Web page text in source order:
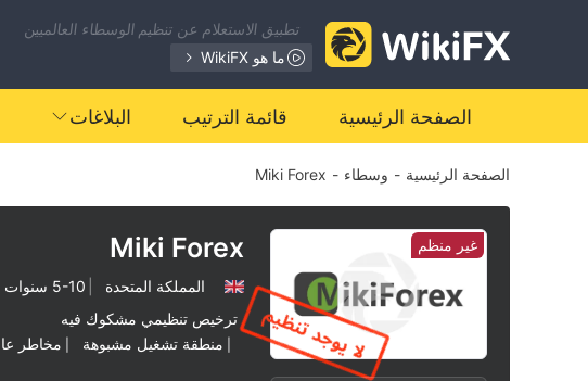
تطبيق الاستعلام عن تنظيم الوسطاء العالميين
ما هو WikiFX
الصفحة الرئيسية قائمة الترتيب البلاغات
الصفحة الرئيسية - وسطاء -
Miki Forex
غير منظم
0
0
1
2
3
Miki Forex
المملكة المتحدة
5-10 سنوات
ترخيص تنظيمي مشكوك فيه
منطقة تشغيل مشبوهة مخاطر